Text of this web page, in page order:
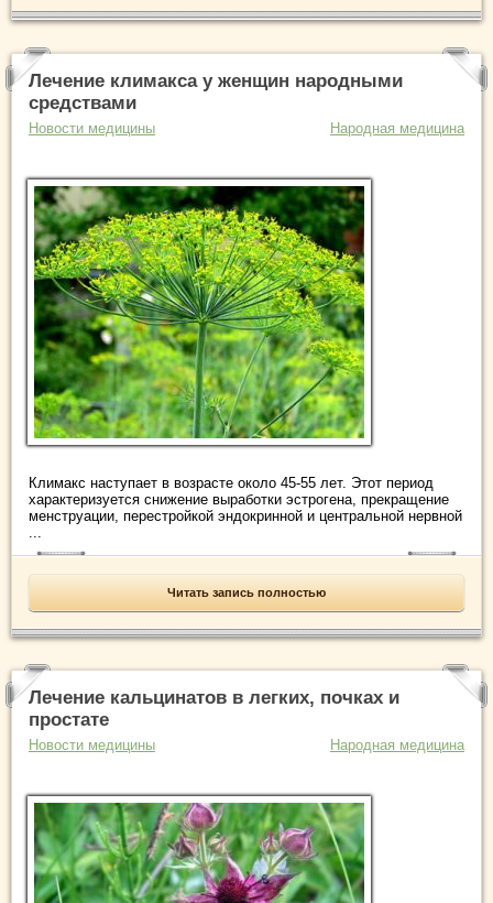
Лечение климакса у женщин народными
средствами
Новости медицины Народная медицина
Климакс наступает в возрасте около 45-55 лет. Этот период
характеризуется снижение выработки эстрогена, прекращение
менструации, перестройкой эндокринной и центральной нервной
...
Читать запись полностью
Лечение кальцинатов в легких, почках и
простате
Новости медицины Народная медицина